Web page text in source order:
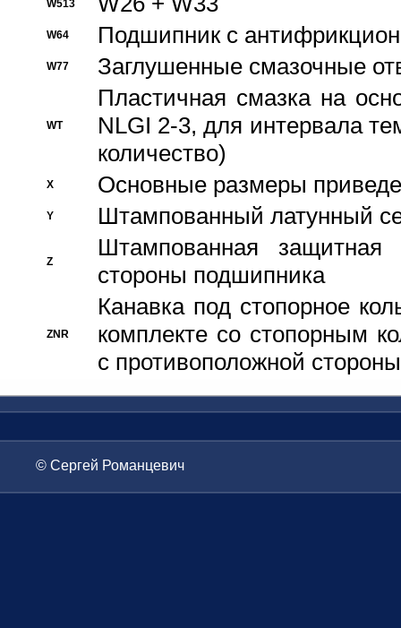
W513
W64 Подшипник с
W77 Заглушенные смазочные
WT
Пластичная смазка на
NLGI 2-3, для интервала
количество)
X Основные размеры
Y Штампованный латунный
Z
Штампованная
стороны подшипника
ZNR
Канавка под стопорное
комплекте со стопорным
с противоположной стороны
© Сергей Романцевич